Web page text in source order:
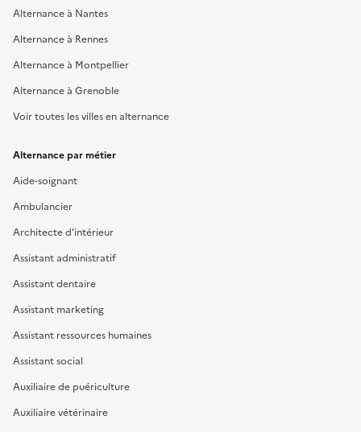
Alternance à Nantes
Alternance à Rennes
Alternance à Montpellier
Alternance à Grenoble
Voir toutes les villes en alternance
Alternance par métier
Aide-soignant
Ambulancier
Architecte d'intérieur
Assistant administratif
Assistant dentaire
Assistant marketing
Assistant ressources humaines
Assistant social
Auxiliaire de puériculture
Auxiliaire vétérinaire